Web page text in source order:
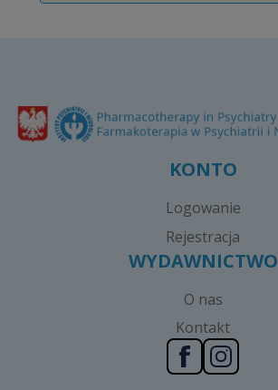
KONTO
Logowanie
Rejestracja
WYDAWNICTWO
O nas
Kontakt